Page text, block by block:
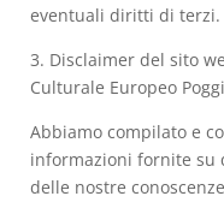
eventuali diritti di terzi.
3. Disclaimer del sito
Culturale Europeo
Abbiamo compilato e
informazioni fornite su
delle nostre